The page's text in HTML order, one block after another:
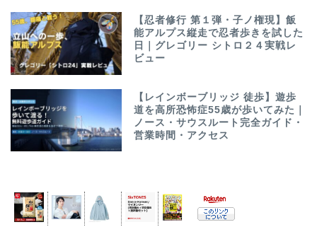
【忍者修行 第１弾・子ノ権現】飯
能アルプス縦走で忍者歩きを試した
日｜グレゴリー シトロ２４実戦レ
ビュー
【レインボーブリッジ 徒歩】遊歩
道を高所恐怖症55歳が歩いてみた｜
ノース・サウスルート完全ガイド・
営業時間・アクセス